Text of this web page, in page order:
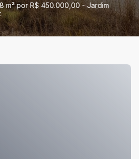
m² por R$ 450.000,00 - Jardim